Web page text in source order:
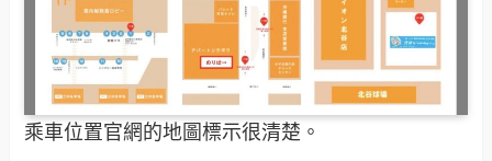
乘車位置官網的地圖標示很清楚。